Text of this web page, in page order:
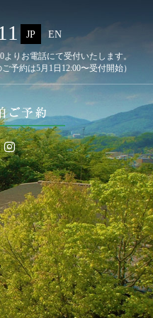
JP EN
よりお電話にて受付いたします。
ご予約は5月1日12:00〜受付開始）